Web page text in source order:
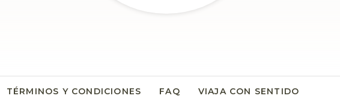
TÉRMINOS Y CONDICIONES FAQ VIAJA CON SENTIDO